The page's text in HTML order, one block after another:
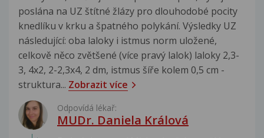
poslána na UZ štítné žlázy pro dlouhodobé pocity
knedlíku v krku a špatného polykání. Výsledky UZ
následující: oba laloky i istmus norm uložené,
celkově něco zvětšené (více pravý lalok) laloky 2,3-
3, 4x2, 2-2,3x4, 2 dm, istmus šíře kolem 0,5 cm -
struktura... Zobrazit více
Odpovídá lékař:
MUDr. Daniela Králová